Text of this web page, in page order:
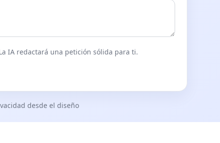
IA redactará una petición sólida para ti.
desde el diseño